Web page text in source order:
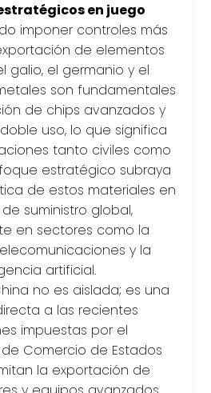
en juego
imponer controles más
de elementos
galio, el germanio y el
son fundamentales
de chips avanzados y
uso, lo que significa
tanto civiles como
estratégico subraya
de estos materiales en
suministro global,
en sectores como la
y la
artificial.
no es aislada; es una
a las recientes
impuestas por el
Comercio de Estados
la exportación de